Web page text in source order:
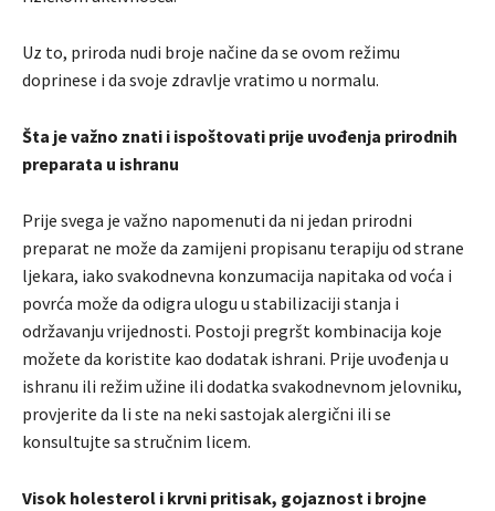
Uz to, priroda nudi broje načine da se ovom režimu
doprinese i da svoje zdravlje vratimo u normalu.
Šta je važno znati i ispoštovati prije uvođenja prirodnih
preparata u ishranu
Prije svega je važno napomenuti da ni jedan prirodni
preparat ne može da zamijeni propisanu terapiju od strane
ljekara, iako svakodnevna konzumacija napitaka od voća i
povrća može da odigra ulogu u stabilizaciji stanja i
održavanju vrijednosti. Postoji pregršt kombinacija koje
možete da koristite kao dodatak ishrani. Prije uvođenja u
ishranu ili režim užine ili dodatka svakodnevnom jelovniku,
provjerite da li ste na neki sastojak alergični ili se
konsultujte sa stručnim licem.
Visok holesterol i krvni pritisak, gojaznost i brojne